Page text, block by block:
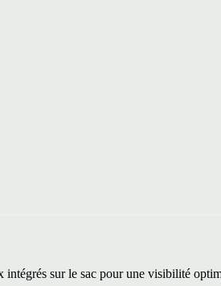
sur le sac pour une visibilité